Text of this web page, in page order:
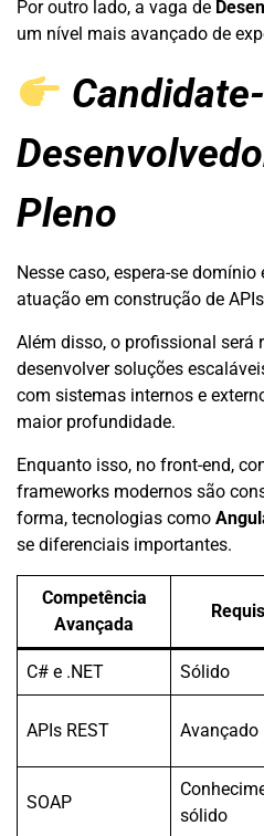
Por outro lado, a vaga de
um nível mais avançado de
Pleno
Nesse caso, espera-se domínio
atuação em construção de
Além disso, o profissional será
desenvolver soluções
com sistemas internos e
maior profundidade.
Enquanto isso, no front-end,
frameworks modernos são
forma, tecnologias como
se diferenciais importantes.
Competência
Avançada
C# e .NET Sólido
APIs REST Avançado
SOAP
sólido